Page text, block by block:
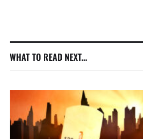
WHAT TO READ NEXT...